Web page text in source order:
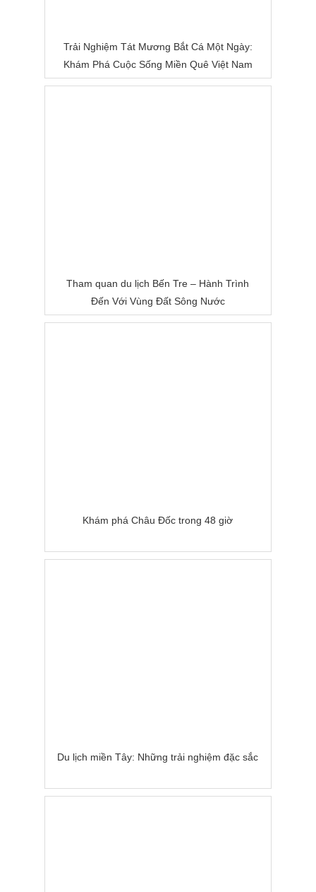
Trải Nghiệm Tát Mương Bắt Cá Một Ngày:
Khám Phá Cuộc Sống Miền Quê Việt Nam
Tham quan du lịch Bến Tre – Hành Trình
Đến Với Vùng Đất Sông Nước
Khám phá Châu Đốc trong 48 giờ
Du lịch miền Tây: Những trải nghiệm đặc sắc